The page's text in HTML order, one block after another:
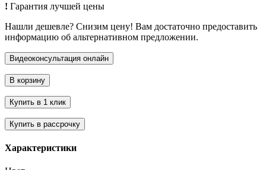
! Гарантия лучшей цены
Нашли дешевле? Снизим цену! Вам достаточно предоставить
информацию об альтернативном предложении.
Характеристики